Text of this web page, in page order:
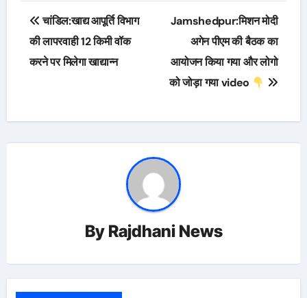
Post
navigation
चांडिल:खाद्य आपूर्ति विभाग
की लापरवाही 12 किमी वॉक
करने पर मिलेगा खाद्यान्न
Jamshedpur:मिशन मोदी
अगेन पीएम की बैठक का
आयोजन किया गया और लोगो
को जोड़ा गया video
By Rajdhani News